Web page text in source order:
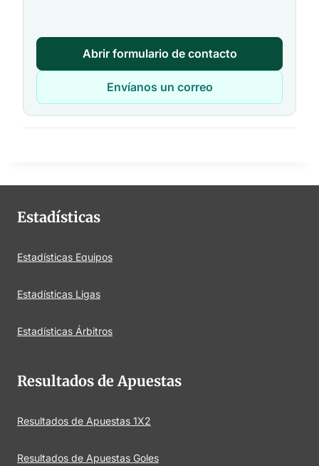
Abrir formulario de contacto
Envíanos un correo
Estadísticas
Estadísticas Equipos
Estadísticas Ligas
Estadísticas Árbitros
Resultados de Apuestas
Resultados de Apuestas 1X2
Resultados de Apuestas Goles